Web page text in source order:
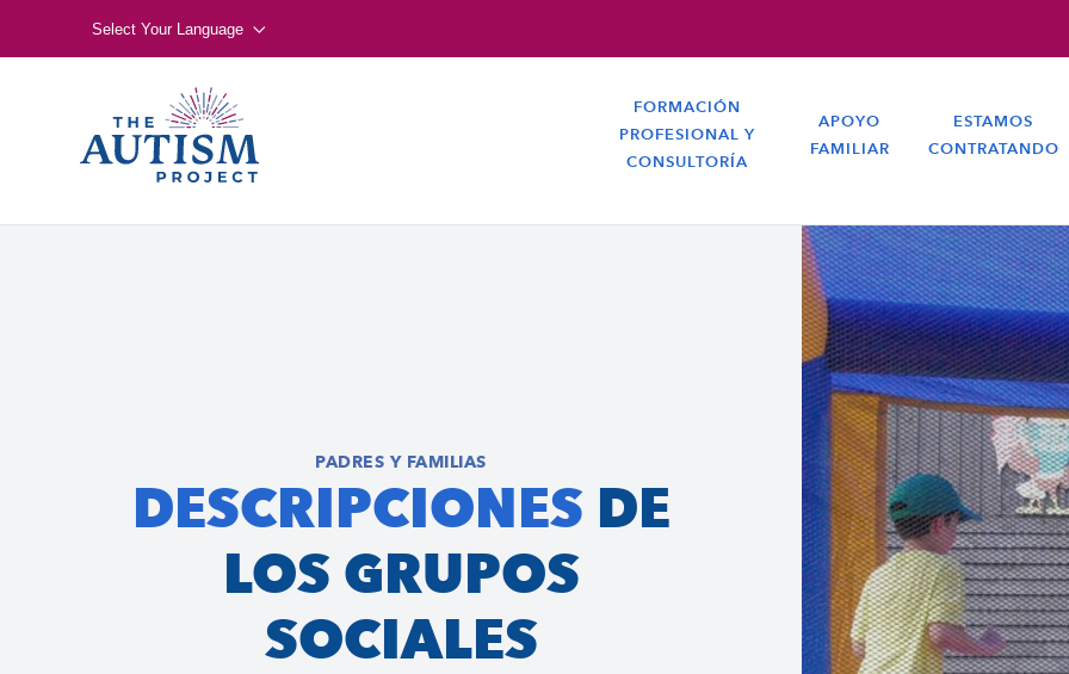
Select Your Language
FORMACIÓN
PROFESIONAL Y
CONSULTORÍA
APOYO
FAMILIAR
ESTAMOS
CONTRATANDO
PADRES Y FAMILIAS
DESCRIPCIONESDE
LOS GRUPOS
SOCIALES